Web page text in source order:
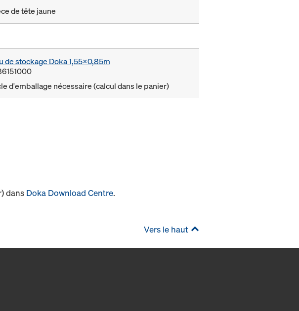
de tête jaune
de stockage Doka 1,55x0,85m
d'emballage nécessaire (calcul dans le panier)
dans Doka Download Centre.
Vers le haut